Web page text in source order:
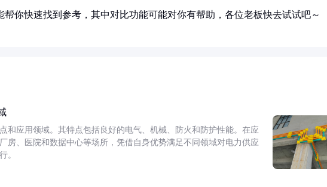
你快速找到参考，其中对比功能可能对你有帮助，各位老板快去试试吧～
和应用领域。其特点包括良好的电气、机械、防火和防护性能。在应
房、医院和数据中心等场所，凭借自身优势满足不同领域对电力供应
。